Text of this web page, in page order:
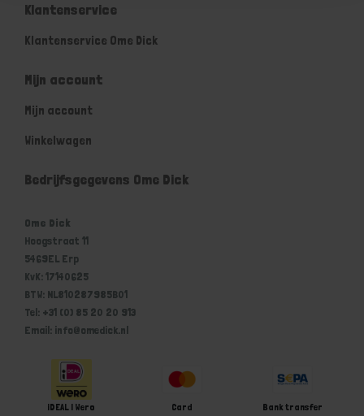
Klantenservice
Klantenservice Ome Dick
Mijn account
Mijn account
Winkelwagen
Bedrijfsgegevens Ome Dick
Ome Dick
Hoogstraat 11
5469EL Erp
KvK: 17140625
BTW: NL810287985B01
Tel: +31 (0) 85 20 20 913
Email: info@omedick.nl
iDEAL | Wero Card Bank transfer